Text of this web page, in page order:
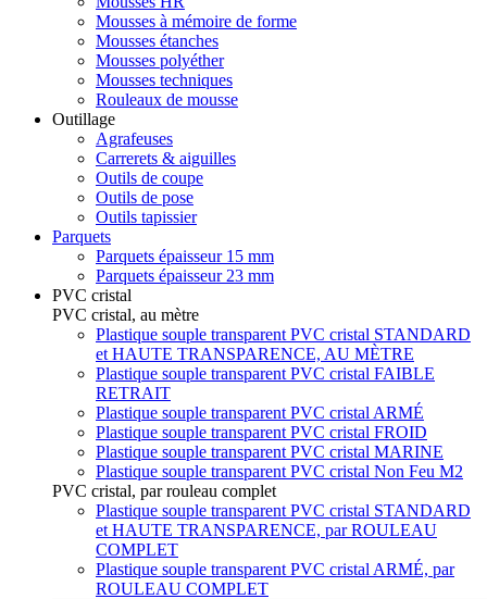
Mousses à mémoire de forme
Mousses étanches
Mousses polyéther
Mousses techniques
Rouleaux de mousse
Outillage
Agrafeuses
Carrerets & aiguilles
Outils de coupe
Outils de pose
Outils tapissier
Parquets
Parquets épaisseur 15 mm
Parquets épaisseur 23 mm
PVC cristal
PVC cristal, au mètre
Plastique souple transparent PVC cristal STANDARD
et HAUTE TRANSPARENCE, AU MÈTRE
Plastique souple transparent PVC cristal FAIBLE
RETRAIT
Plastique souple transparent PVC cristal ARMÉ
Plastique souple transparent PVC cristal FROID
Plastique souple transparent PVC cristal MARINE
Plastique souple transparent PVC cristal Non Feu M2
PVC cristal, par rouleau complet
Plastique souple transparent PVC cristal STANDARD
et HAUTE TRANSPARENCE, par ROULEAU
COMPLET
Plastique souple transparent PVC cristal ARMÉ, par
ROULEAU COMPLET